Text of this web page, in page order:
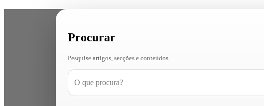
Procurar
Pesquise artigos, secções e conteúdos